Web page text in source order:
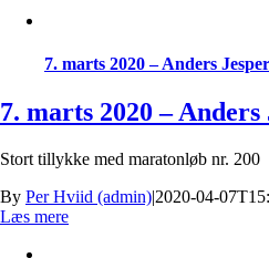
7. marts 2020 – Anders
7. marts 2020 – Anders
Stort tillykke med maratonløb nr. 200
By Per Hviid (admin)|2020-04-
Læs mere